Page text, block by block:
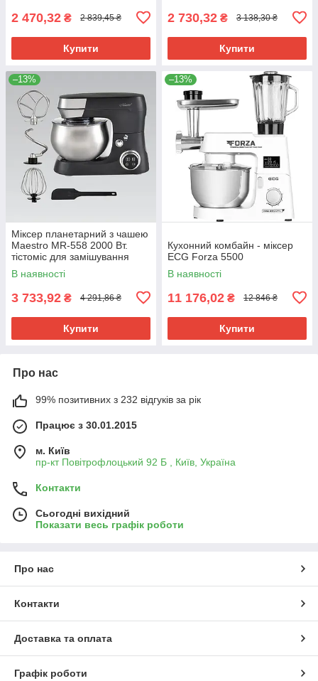
2 470,32 ₴ 2 839,45 ₴
Купити
2 730,32 ₴ 3 138,30 ₴
Купити
–13%
Міксер планетарний з чашею
Maestro MR-558 2000 Вт.
тістоміс для замішування
тіста та збивання кремів
В наявності
3 733,92 ₴ 4 291,86 ₴
Купити
–13%
Кухонний комбайн - міксер
ECG Forza 5500
В наявності
11 176,02 ₴ 12 846 ₴
Купити
Про нас
99% позитивних з 232 відгуків за рік
Працює з 30.01.2015
м. Київ
пр-кт Повітрофлоцький 92 Б , Київ, Україна
Контакти
Сьогодні вихідний
Показати весь графік роботи
Про нас
Контакти
Доставка та оплата
Графік роботи